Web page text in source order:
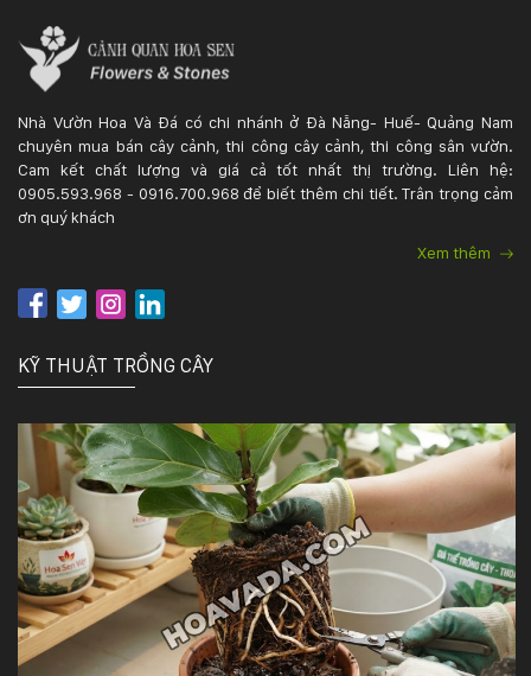
Nhà Vườn Hoa Và Đá có chi nhánh ở Đà Nẵng- Huế- Quảng Nam
chuyên mua bán cây cảnh, thi công cây cảnh, thi công sân vườn.
Cam kết chất lượng và giá cả tốt nhất thị trường. Liên hệ:
0905.593.968 - 0916.700.968 để biết thêm chi tiết. Trân trọng cảm
ơn quý khách
Xem thêm
KỸ THUẬT TRỒNG CÂY